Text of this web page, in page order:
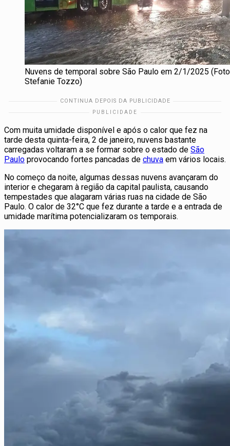
Nuvens de temporal sobre São Paulo em 2/1/2025
Stefanie Tozzo)
Com muita umidade disponível e após o calor que fez na
tarde desta quinta-feira, 2 de janeiro, nuvens bastante
carregadas voltaram a se formar sobre o estado de São
Paulo provocando fortes pancadas de chuva em vários locais.
No começo da noite, algumas dessas nuvens avançaram do
interior e chegaram à região da capital paulista, causando
tempestades que alagaram várias ruas na cidade de São
Paulo. O calor de 32°C que fez durante a tarde e a entrada de
umidade marítima potencializaram os temporais.